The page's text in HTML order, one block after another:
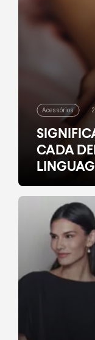
Acessórios
CADA
Explore a
significado
desvendar a
leia mais